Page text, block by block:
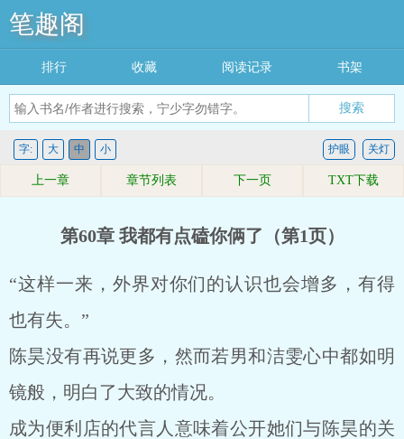
笔趣阁
搜索
排行 收藏 阅读记录 书架
字: 大 中 小 关灯
护眼
上一章 章节列表 下一页 TXT下载
第60章 我都有点磕你俩了（第1页）
“这样一来，外界对你们的认识也会增多，有得
也有失。”
陈昊没有再说更多，然而若男和洁雯心中都如明
镜般，明白了大致的情况。
成为便利店的代言人意味着公开她们与陈昊的关